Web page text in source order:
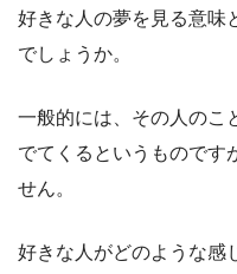
好きな人の夢を見る意味
でしょうか。
一般的には、その人のこ
でてくるというものです
せん。
好きな人がどのような感